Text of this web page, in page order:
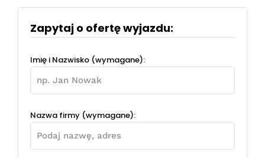
Zapytaj o ofertę wyjazdu:
Imię i Nazwisko (wymagane):
Nazwa firmy (wymagane):